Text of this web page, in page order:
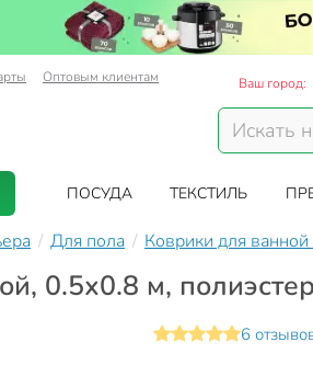
Оптовым клиентам Ваш город:
ПОСУДА ТЕКСТИЛЬ
Для пола Коврики для
0.5х0.8 м,
6